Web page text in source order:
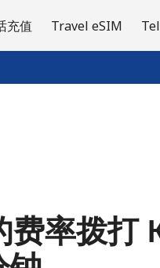
充值 Travel eSIM
费率拨打